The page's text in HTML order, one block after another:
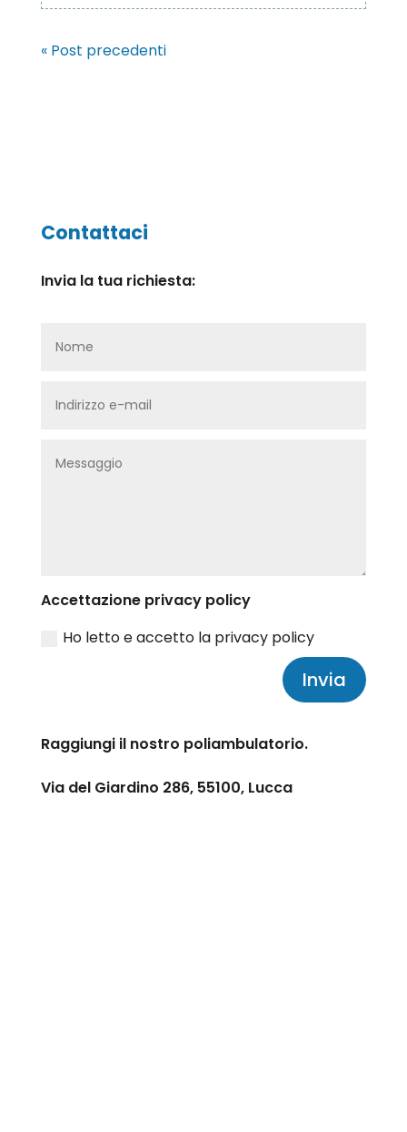
« Post precedenti
Contattaci
Invia la tua richiesta:
Accettazione privacy policy
Ho letto e accetto la privacy policy
Invia
Raggiungi il nostro poliambulatorio.
Via del Giardino 286, 55100, Lucca